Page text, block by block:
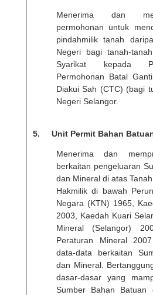
Menerima dan
permohonan untuk
pindahmilik tanah
Negeri bagi tanah-
Syarikat kepada
Permohonan Batal
Diakui Sah (CTC) (bagi
Negeri Selangor.
5. Unit Permit Bahan
Menerima dan
berkaitan pengeluaran
dan Mineral di atas
Hakmilik di bawah
Negara (KTN) 1965,
2003, Kaedah Kuari
Mineral (Selangor)
Peraturan Mineral
data-data berkaitan
dan Mineral.
dasar-dasar yang
Sumber Bahan Batuan